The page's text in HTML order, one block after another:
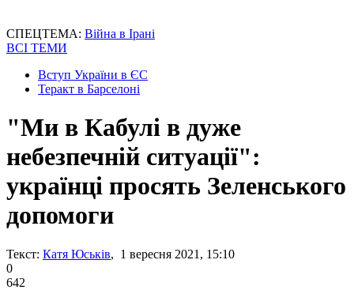
СПЕЦТЕМА: Війна в Ірані
ВСІ ТЕМИ
Вступ України в ЄС
Теракт в Барселоні
"Ми в Кабулі в дуже
небезпечній ситуації":
українці просять Зеленського
допомоги
Текст: Катя Юськів, 1 вересня 2021, 15:10
0
642